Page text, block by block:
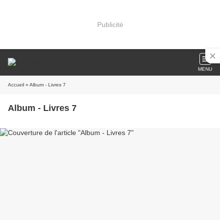
Publicité
MENU
Accueil » Album - Livres 7
Album - Livres 7